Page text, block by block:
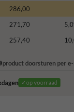
286,00
271,70 5,0
257,40
product doorsturen per
✓op voorraad